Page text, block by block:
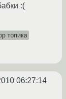
:(
топика
06:27:14